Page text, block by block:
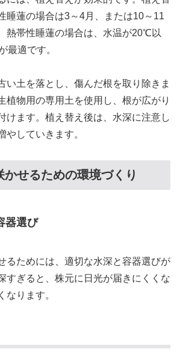
睡蓮の場合は3～4月、または10～11
熱帯性睡蓮の場合は、水温が20℃以
最適です。
い土を落とし、傷んだ根を取り除きま
植物用の専用土を使用し、根が広がり
けます。植え替え後は、水深に注意し
やしていきます。
かせるための環境づくり
器選び
るためには、適切な水深と容器選びが
すぎると、株元に日光が届きにくくな
なります。